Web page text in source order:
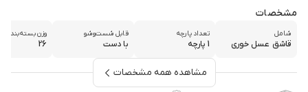
مشخصات
شامل
قاشق عسل خوری
تعداد پارچه
1 پارچه
قابل شست‌و‌شو
با دست
وزن بسته‌بندی
26
مشاهده همه مشخصات